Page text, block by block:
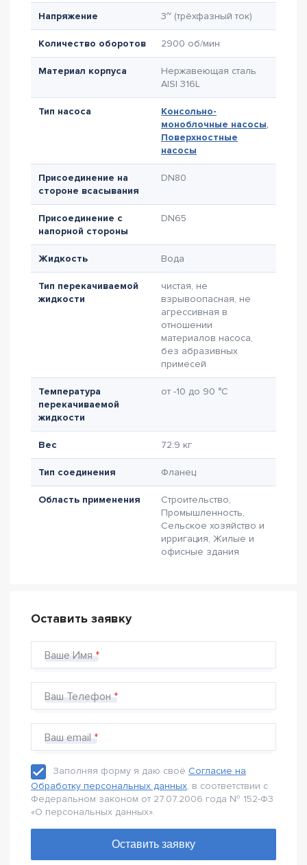
Напряжение 3~ (трёхфазный ток)
Количество оборотов 2900 об/мин
Материал корпуса
Нержавеющая сталь
AISI 316L
Тип насоса
Консольно-
моноблочные насосы,
Поверхностные
насосы
Присоединение на
стороне всасывания
DN80
Присоединение с
напорной стороны
DN65
Жидкость Вода
Тип перекачиваемой
жидкости
чистая, не
взрывоопасная, не
агрессивная в
отношении
материалов насоса,
без абразивных
примесей
Температура
перекачиваемой
жидкости
от -10 до 90 °C
Вес 72.9 кг
Тип соединения Фланец
Область применения
Строительство,
Промышленность,
Сельское хозяйство и
ирригация, Жилые и
офисные здания
Оставить заявку
Ваше Имя
Ваш Телефон
Ваш email
Заполняя форму я даю своё Согласие на
Обработку персональных данных, в соответствии с
Федеральном законом от 27.07.2006 года № 152-Ф3
«О персональных данных».